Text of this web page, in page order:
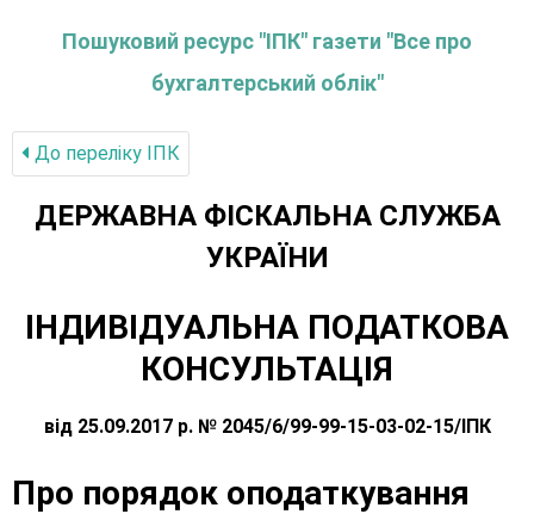
Пошуковий ресурс "ІПК" газети "Все про
бухгалтерський облік"
До переліку IПК
ДЕРЖАВНА ФІСКАЛЬНА СЛУЖБА
УКРАЇНИ
ІНДИВІДУАЛЬНА ПОДАТКОВА
КОНСУЛЬТАЦІЯ
від 25.09.2017 р. № 2045/6/99-99-15-03-02-15/ІПК
Про порядок оподаткування